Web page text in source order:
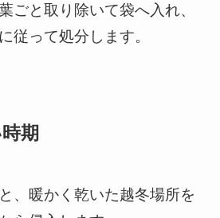
ごと取り除いて袋へ入れ、
従って処分します。
期
、暖かく乾いた越冬場所を